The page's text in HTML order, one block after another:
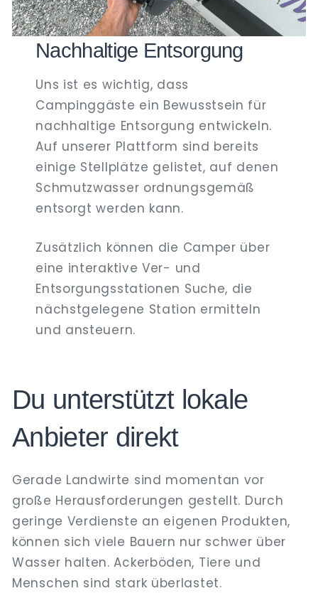
Nachhaltige Entsorgung
Uns ist es wichtig, dass
Campinggäste ein Bewusstsein für
nachhaltige Entsorgung entwickeln.
Auf unserer Plattform sind bereits
einige Stellplätze gelistet, auf denen
Schmutzwasser ordnungsgemäß
entsorgt werden kann.
Zusätzlich können die Camper über
eine interaktive Ver- und
Entsorgungsstationen Suche, die
nächstgelegene Station ermitteln
und ansteuern.
Du unterstützt lokale
Anbieter direkt
Gerade Landwirte sind momentan vor
große Herausforderungen gestellt. Durch
geringe Verdienste an eigenen Produkten,
können sich viele Bauern nur schwer über
Wasser halten. Ackerböden, Tiere und
Menschen sind stark überlastet.